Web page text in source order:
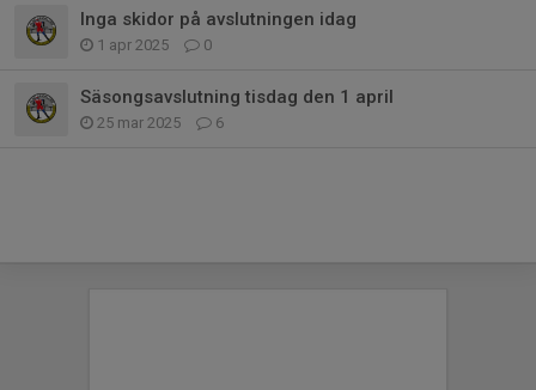
Inga skidor på avslutningen idag
1 apr 2025 0
Säsongsavslutning tisdag den 1 april
25 mar 2025 6